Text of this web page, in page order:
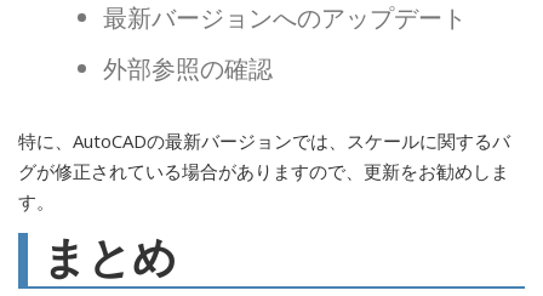
最新バージョンへのアップデート
外部参照の確認
特に、AutoCADの最新バージョンでは、スケールに関するバ
グが修正されている場合がありますので、更新をお勧めしま
す。
まとめ